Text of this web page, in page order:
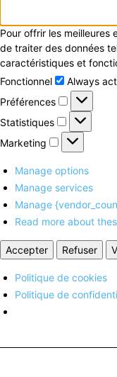
Pour offrir les
de traiter des données
caractéristiques et
Fonctionnel
Always
Préférences
Statistiques
Statistiques
Marketing
Marketing
Manage options
Manage services
Manage
Read more about
Accepter Refuser
Politique de cookies
Politique de